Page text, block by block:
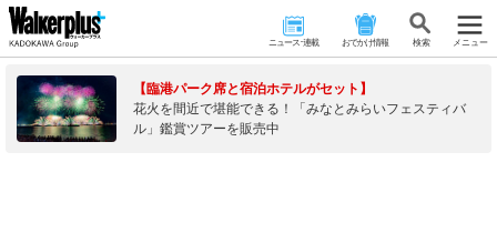
ニュース･連載 おでかけ情報 検 索 メニュー
【臨港パーク席と宿泊ホテルがセット】
花火を間近で堪能できる！「みなとみらいフェスティバ
ル」鑑賞ツアーを販売中